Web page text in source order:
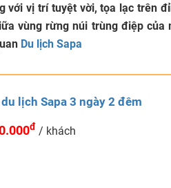
với vị trí tuyệt vời, tọa lạc trên
vùng rừng núi trùng điệp
Du lịch Sapa
lịch Sapa 3 ngày 2 đêm
đ / khách